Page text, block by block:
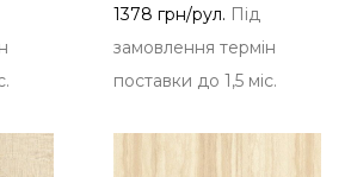
1378 грн/рул. Під
замовлення термін
поставки до 1,5 міс.